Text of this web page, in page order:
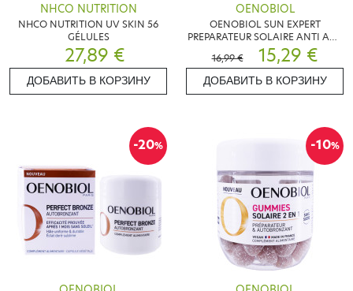
NHCO NUTRITION
NHCO NUTRITION UV SKIN 56
GÉLULES
27,89 €
ДОБАВИТЬ В КОРЗИНУ
OENOBIOL
OENOBIOL SUN EXPERT
PREPARATEUR SOLAIRE ANTI AGE
30 CAPSULES
16,99 € 15,29 €
ДОБАВИТЬ В КОРЗИНУ
-20% -10%